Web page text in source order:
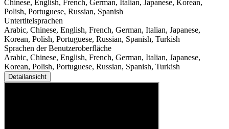
Chinese, English, French, German, Italian, Japanese, Korean,
Polish, Portuguese, Russian, Spanish
Untertitelsprachen
Arabic, Chinese, English, French, German, Italian, Japanese,
Korean, Polish, Portuguese, Russian, Spanish, Turkish
Sprachen der Benutzeroberfläche
Arabic, Chinese, English, French, German, Italian, Japanese,
Korean, Polish, Portuguese, Russian, Spanish, Turkish
Detailansicht